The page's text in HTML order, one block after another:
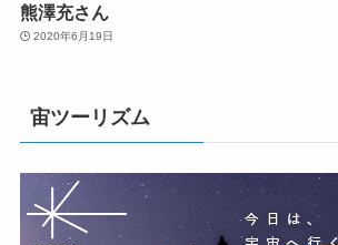
熊澤充さん
2020年6月19日
宙ツーリズム